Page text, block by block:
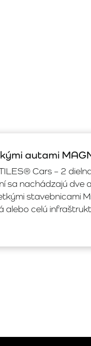
autami
Cars – 2
sa nachádzajú dve
stavebnicami
celú